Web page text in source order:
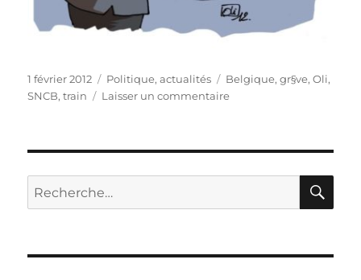
Publié
le
1 février 2012 Catégories
Politique, actualités Étiquettes
Belgique,gr§ve,Oli,
SNCB,train Laisser un commentairesur
grève…
Recherche
pour :